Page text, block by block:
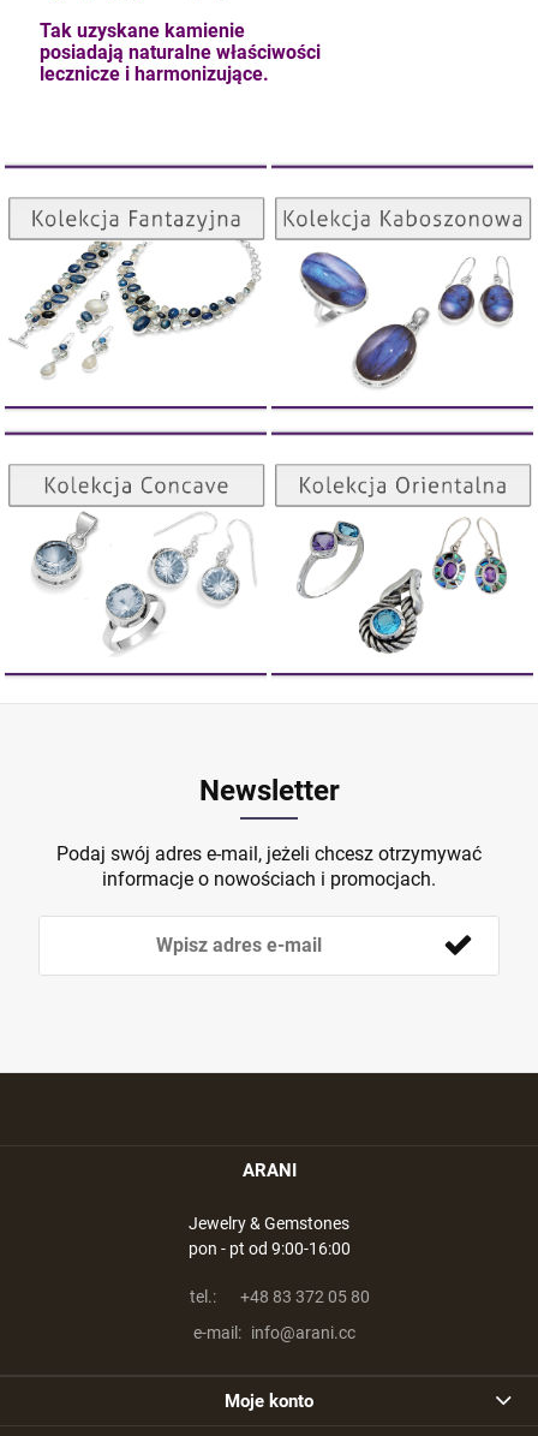
4,71 zł
Tak uzyskane kamienie
posiadają naturalne właściwości
lecznicze i harmonizujące.
Kolekcja Fantazyjna
ZOBACZ
Kolekcja Kaboszonowa
ZOBACZ
Kolekcja Concave
ZOBACZ
Kolekcja Orientalna
ZOBACZ
Newsletter
Podaj swój adres e-mail, jeżeli chcesz otrzymywać
informacje o nowościach i promocjach.
ARANI
Jewelry & Gemstones
pon - pt od 9:00-16:00
tel.:
+48 83 372 05 80
e-mail: info@arani.cc
Moje konto